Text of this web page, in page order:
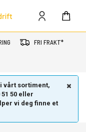
FRI FRAKT*
vårt sortiment,
50 eller
vi deg finne et